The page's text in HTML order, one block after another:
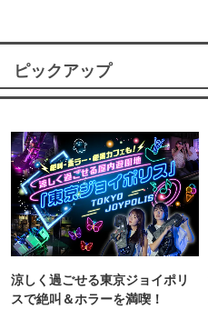
ピックアップ
涼しく過ごせる東京ジョイポリ
スで絶叫＆ホラーを満喫！